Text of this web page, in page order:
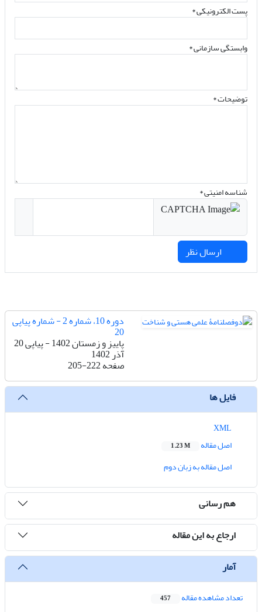
پست الکترونیکی*
وابستگی سازمانی *
توضیحات *
شناسه امنیتی *
دوره 10، شماره 2 - شماره پیاپی
20
پاییز و زمستان 1402 - پیاپی 20
آذر 1402
صفحه205-222
فایل ها
اصل مقاله
1.23 M
اصل مقاله به زبان دوم
هم رسانی
ارجاع به این مقاله
آمار
تعداد مشاهده مقاله 457